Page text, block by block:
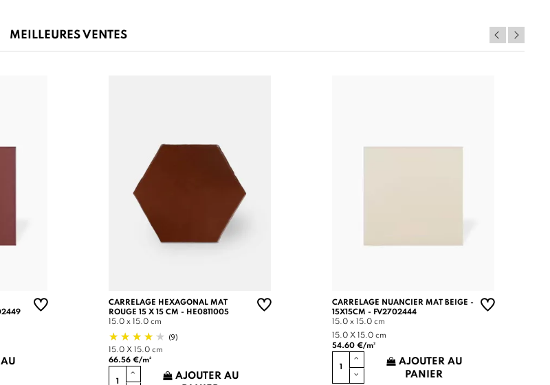
MEILLEURES VENTES
CARRELAGE HEXAGONAL MAT
ROUGE 15 X 15 CM - HE0811005
15.0 x 15.0 cm
(9)
15.0 X 15.0 cm
66.56 €/m²
AJOUTER AU
CARRELAGE NUANCIER MAT BEIGE -
15X15CM - FV2702444
15.0 x 15.0 cm
15.0 X 15.0 cm
54.60 €/m²
AJOUTER AU
PANIER